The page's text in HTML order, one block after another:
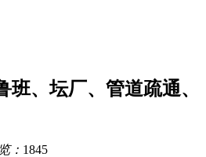
班、坛厂、管道疏通、
： 1845